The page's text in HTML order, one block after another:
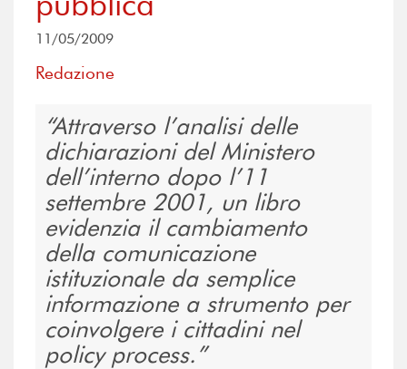
11/05/2009
Redazione
Attraverso l’analisi delle
dichiarazioni del Ministero
dell’interno dopo l’11
settembre 2001, un libro
evidenzia il cambiamento
della comunicazione
istituzionale da semplice
informazione a strumento per
coinvolgere i cittadini nel
policy process.